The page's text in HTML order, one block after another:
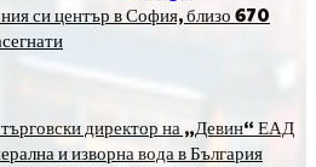
си център в София, близо 670
директор на „Девин“ ЕАД
и изворна вода в България